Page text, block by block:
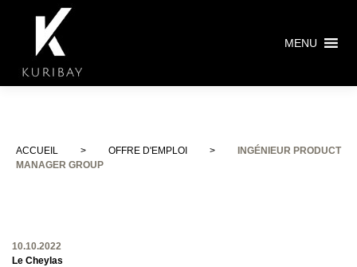
MENU
ACCUEIL > OFFRE D'EMPLOI >
INGÉNIEUR PRODUCT
MANAGER GROUP
10.10.2022
Le Cheylas